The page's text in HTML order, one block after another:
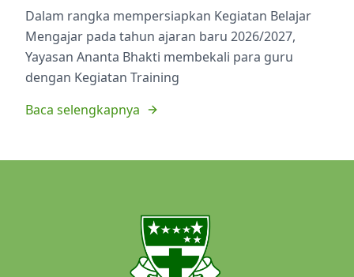
Dalam rangka mempersiapkan Kegiatan Belajar
Mengajar pada tahun ajaran baru 2026/2027,
Yayasan Ananta Bhakti membekali para guru
dengan Kegiatan Training
Baca selengkapnya